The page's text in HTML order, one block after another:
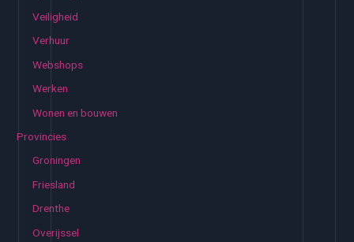
Veiligheid
Verhuur
Webshops
Werken
Wonen en bouwen
Provincies
Groningen
Friesland
Drenthe
Overijssel